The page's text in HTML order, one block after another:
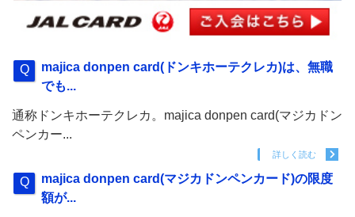
majica donpen card(ドンキホーテクレカ)は、無職
でも...
通称ドンキホーテクレカ。majica donpen card(マジカドン
ペンカー...
詳しく読む
majica donpen card(マジカドンペンカード)の限度
額が...